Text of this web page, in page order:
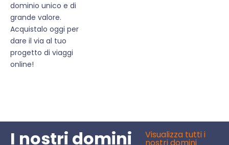
dominio unico e di
grande valore.
Acquistalo oggi per
dare il via al tuo
progetto di viaggi
online!
I nostri domini Visualizza tutti i